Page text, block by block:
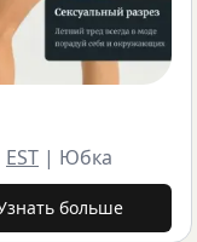
EST | Юбка
больше